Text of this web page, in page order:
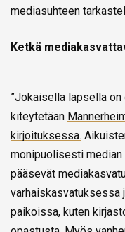
mediasuhteen
Ketkä
”Jokaisella lapsella
kiteytetään
kirjoituksessa.
monipuolisesti
pääsevät
varhaiskasvatuksessa
paikoissa, kuten